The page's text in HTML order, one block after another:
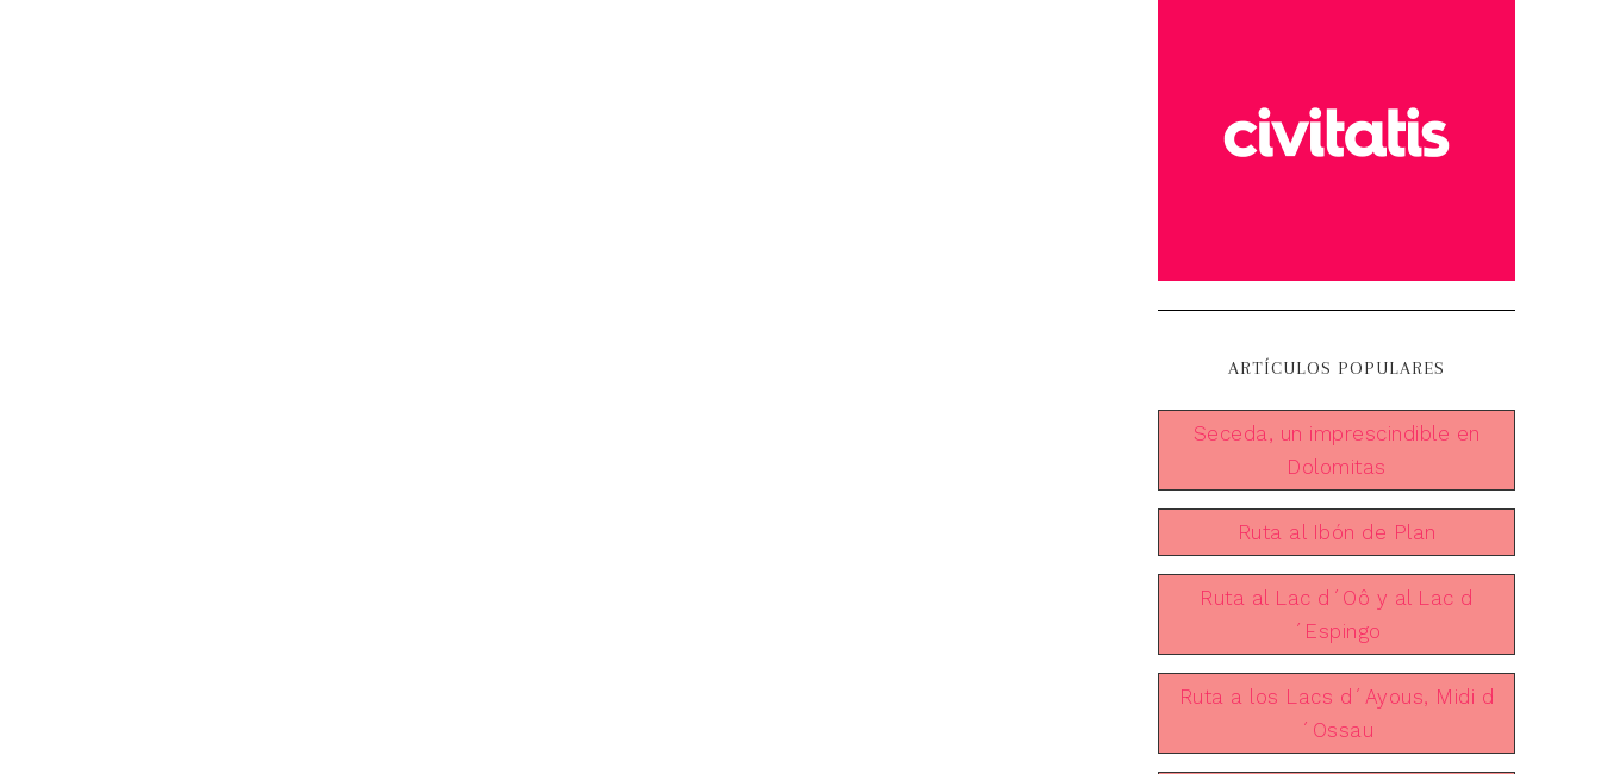
ARTÍCULOS POPULARES
Seceda, un imprescindible en
Dolomitas
Ruta al Ibón de Plan
Ruta al Lac d´Oô y al Lac d
´Espingo
Ruta a los Lacs d´Ayous, Midi d
´Ossau